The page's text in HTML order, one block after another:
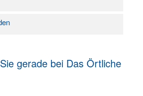
gerade bei Das Örtliche